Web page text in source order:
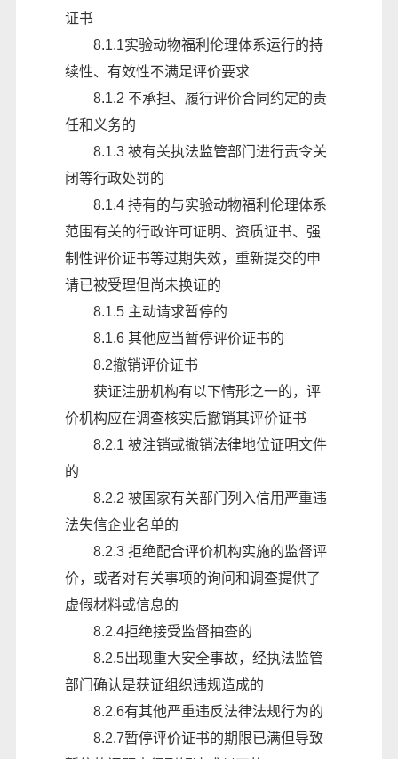
证书
8.1.1实验动物福利伦理体系运行的持
续性、有效性不满足评价要求
8.1.2 不承担、履行评价合同约定的责
任和义务的
8.1.3 被有关执法监管部门进行责令关
闭等行政处罚的
8.1.4 持有的与实验动物福利伦理体系
范围有关的行政许可证明、资质证书、强
制性评价证书等过期失效，重新提交的申
请已被受理但尚未换证的
8.1.5 主动请求暂停的
8.1.6 其他应当暂停评价证书的
8.2撤销评价证书
获证注册机构有以下情形之一的，评
价机构应在调查核实后撤销其评价证书
8.2.1 被注销或撤销法律地位证明文件
的
8.2.2被国家有关部门列入信用严重违
法失信企业名单的
8.2.3拒绝配合评价机构实施的监督评
价，或者对有关事项的询问和调查提供了
虚假材料或信息的
8.2.4拒绝接受监督抽查的
8.2.5出现重大安全事故，经执法监管
部门确认是获证组织违规造成的
8.2.6有其他严重违反法律法规行为的
8.2.7暂停评价证书的期限已满但导致